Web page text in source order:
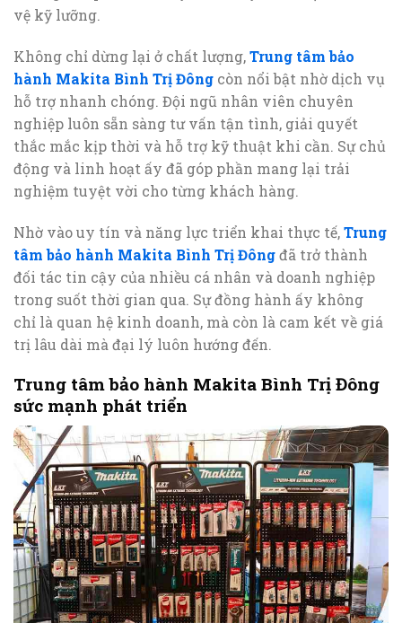
vệ kỹ lưỡng.
Không chỉ dừng lại ở chất lượng,Trung tâm bảo
hành Makita Bình Trị Đông còn nổi bật nhờ dịch vụ
hỗ trợ nhanh chóng. Đội ngũ nhân viên chuyên
nghiệp luôn sẵn sàng tư vấn tận tình, giải quyết
thắc mắc kịp thời và hỗ trợ kỹ thuật khi cần. Sự chủ
động và linh hoạt ấy đã góp phần mang lại trải
nghiệm tuyệt vời cho từng khách hàng.
Nhờ vào uy tín và năng lực triển khai thực tế,Trung
tâm bảo hành Makita Bình Trị Đôngđã trở thành
đối tác tin cậy của nhiều cá nhân và doanh nghiệp
trong suốt thời gian qua. Sự đồng hành ấy không
chỉ là quan hệ kinh doanh, mà còn là cam kết về giá
trị lâu dài mà đại lý luôn hướng đến.
Trung tâm bảo hành Makita Bình Trị Đông
sức mạnh phát triển